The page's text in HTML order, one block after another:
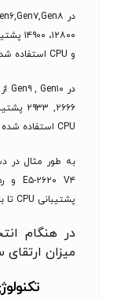
و CPU استفاده شده انتخاب میگردد.
CPU استفاده شده انتخاب میگردد.
پشتیبانی CPU تا باس ۲۱۳۳ ، رم نیز در BUS کمتر کار خواهد کرد.
در هنگام
میزان ارتقای